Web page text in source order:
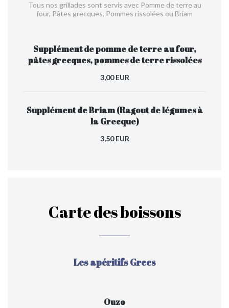
Tous nos grillades sont servis avec Pomme de terre au
four, Pâtes grecques, Pommes rissolées ou Briam
Supplément de pomme de terre au four,
pâtes grecques, pommes de terre rissolées
3,00 EUR
Supplément de Briam (Ragout de légumes à
la Grecque)
3,50 EUR
Carte des boissons
Les apéritifs Grecs
Ouzo